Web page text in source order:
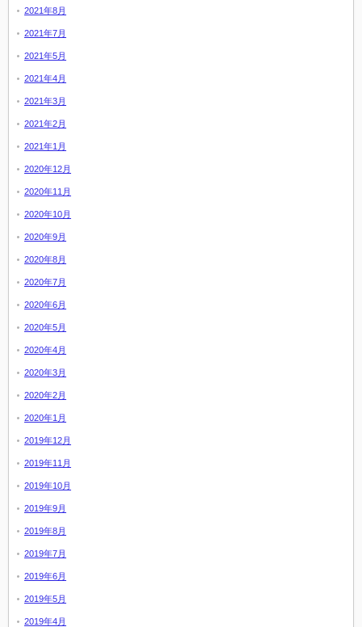
2021年8月
2021年7月
2021年5月
2021年4月
2021年3月
2021年2月
2021年1月
2020年12月
2020年11月
2020年10月
2020年9月
2020年8月
2020年7月
2020年6月
2020年5月
2020年4月
2020年3月
2020年2月
2020年1月
2019年12月
2019年11月
2019年10月
2019年9月
2019年8月
2019年7月
2019年6月
2019年5月
2019年4月